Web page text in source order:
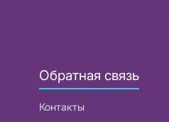
Обратная связь
Контакты